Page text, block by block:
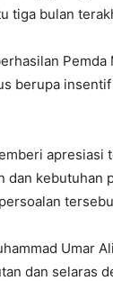
tiga bulan
berupa
dan kebutuhan
Umar
dan selaras